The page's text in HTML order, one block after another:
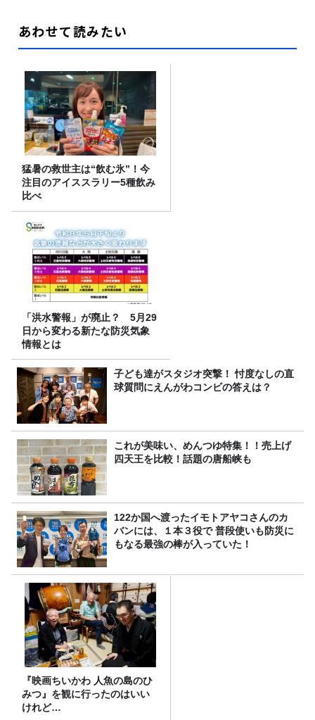
あわせて読みたい
猛暑の救世主は“飲む氷”！今
注目のアイススラリー5種飲み
比べ
「洪水警報」が廃止？ 5月29
日から変わる新たな防災気象
情報とは
子ども達がスタジオ突撃！ 忖度なしの直
球質問にえんがわコンビの答えは？
これが美味い、めんつゆ特集！！売上げ
四天王を比較！話題の唐船峡も
122か国へ渡ったイモトアヤコさんのカ
バンには、１本３役で 普段使いも防災に
もなる最強の棒が入っていた！
『映画ちいかわ 人魚の島のひ
みつ』を観に行ったのはいい
けれど…